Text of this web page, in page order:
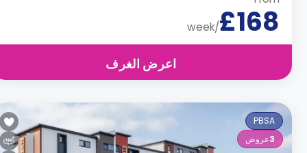
£168
/week
اعرض الغرف
PBSA
3 عروض